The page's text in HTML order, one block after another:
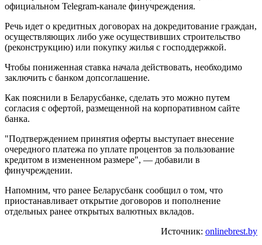
официальном Telegram-канале финучреждения.
Речь идет о кредитных договорах на докредитование граждан,
осуществляющих либо уже осуществивших строительство
(реконструкцию) или покупку жилья с господдержкой.
Чтобы пониженная ставка начала действовать, необходимо
заключить с банком допсоглашение.
Как пояснили в Беларусбанке, сделать это можно путем
согласия с офертой, размещенной на корпоративном сайте
банка.
"Подтверждением принятия оферты выступает внесение
очередного платежа по уплате процентов за пользование
кредитом в измененном размере", — добавили в
финучреждении.
Напомним, что ранее Беларусбанк сообщил о том, что
приостанавливает открытие договоров и пополнение
отдельных ранее открытых валютных вкладов.
Источник: onlinebrest.by